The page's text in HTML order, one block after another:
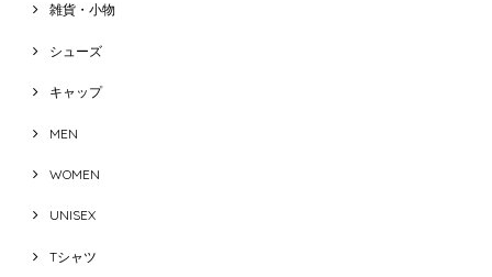
雑貨・小物
シューズ
キャップ
MEN
WOMEN
UNISEX
Tシャツ